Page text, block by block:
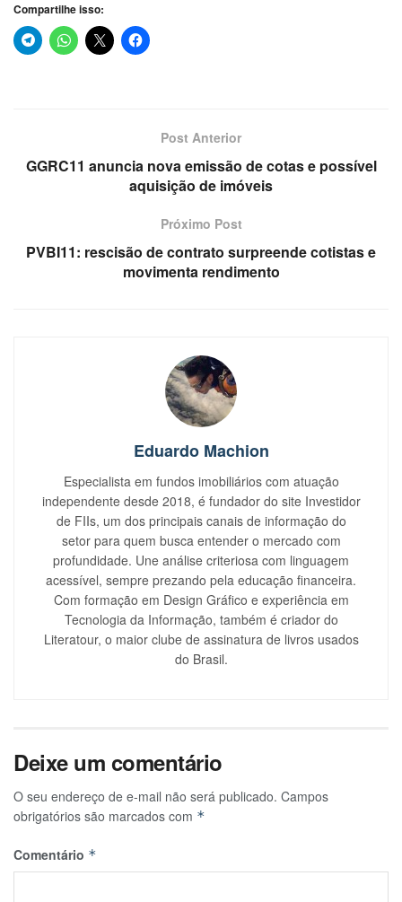
Compartilhe isso:
Post Anterior
GGRC11 anuncia nova emissão de cotas e possível
aquisição de imóveis
Próximo Post
PVBI11: rescisão de contrato surpreende cotistas e
movimenta rendimento
Eduardo Machion
Especialista em fundos imobiliários com atuação
independente desde 2018, é fundador do site Investidor
de FIIs, um dos principais canais de informação do
setor para quem busca entender o mercado com
profundidade. Une análise criteriosa com linguagem
acessível, sempre prezando pela educação financeira.
Com formação em Design Gráfico e experiência em
Tecnologia da Informação, também é criador do
Literatour, o maior clube de assinatura de livros usados
do Brasil.
Deixe um comentário
O seu endereço de e-mail não será publicado. Campos
obrigatórios são marcados com *
Comentário *